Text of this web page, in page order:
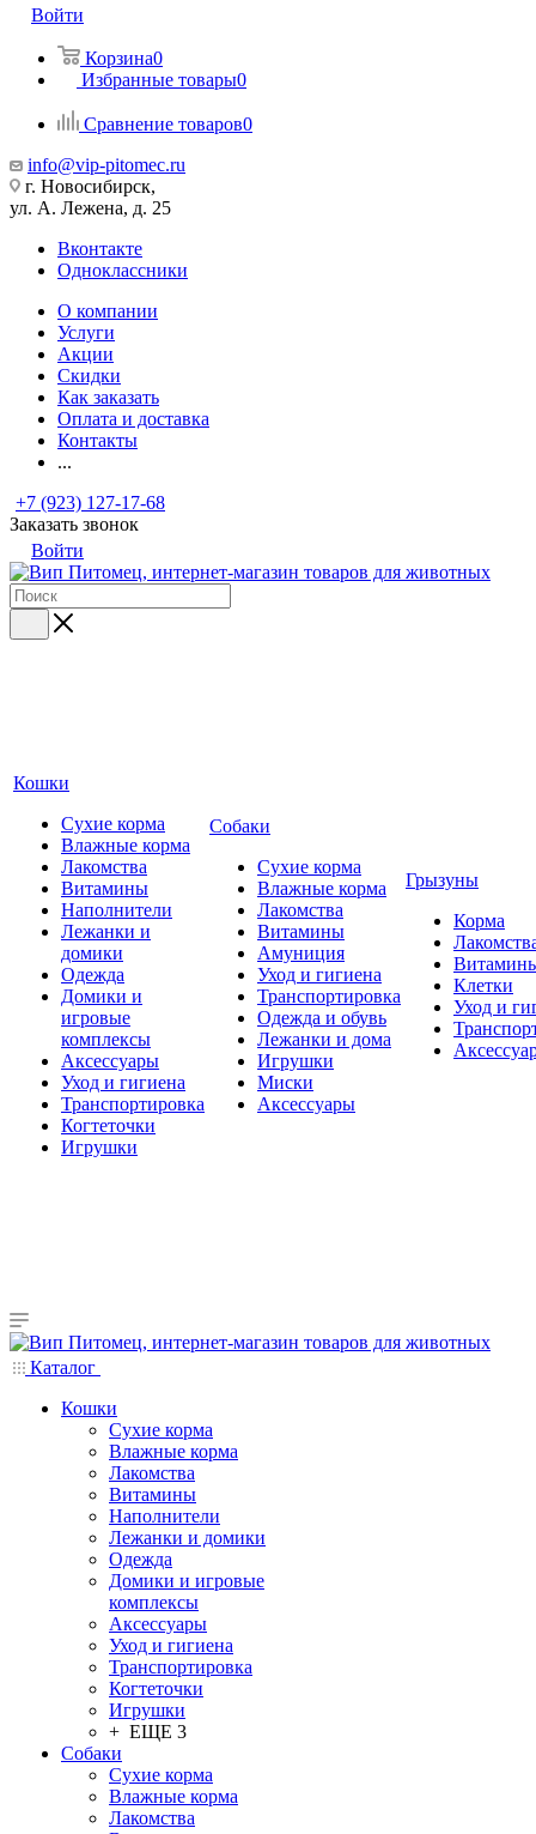
Войти
Корзина0
Избранные товары0
Сравнение товаров0
info@vip-pitomec.ru
г. Новосибирск,
ул. А. Лежена, д. 25
Вконтакте
Одноклассники
О компании
Услуги
Акции
Скидки
Как заказать
Оплата и доставка
Контакты
...
+7 (923) 127-17-68
Заказать звонок
Войти
Кошки
Сухие корма
Влажные корма
Лакомства
Витамины
Наполнители
Лежанки и
домики
Одежда
Домики и
игровые
комплексы
Аксессуары
Уход и гигиена
Транспортировка
Когтеточки
Игрушки
Собаки
Сухие корма
Влажные корма
Лакомства
Витамины
Амуниция
Уход и гигиена
Транспортировка
Одежда и обувь
Лежанки и дома
Игрушки
Миски
Аксессуары
Грызуны
Корма
Клетки
Уход и
Каталог
Кошки
Сухие корма
Влажные корма
Лакомства
Витамины
Наполнители
Лежанки и домики
Одежда
Домики и игровые
комплексы
Аксессуары
Уход и гигиена
Транспортировка
Когтеточки
Игрушки
+ ЕЩЕ 3
Собаки
Сухие корма
Влажные корма
Лакомства